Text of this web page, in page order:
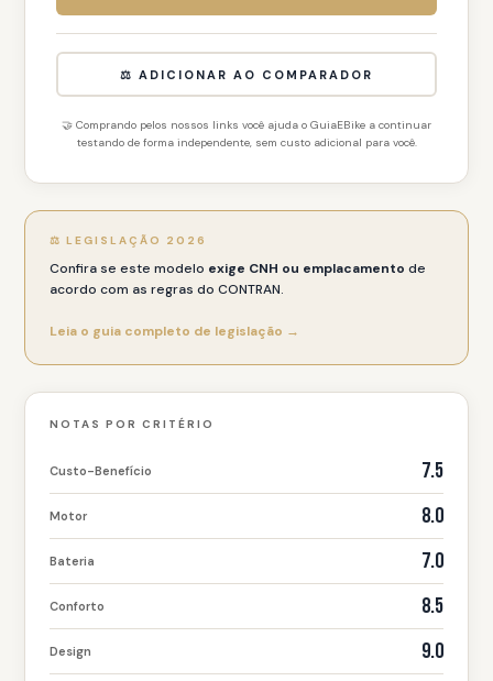
⚖️ ADICIONAR AO COMPARADOR
🤝 Comprando pelos nossos links você ajuda o GuiaEBike a continuar
testando de forma independente, sem custo adicional para você.
⚖️ LEGISLAÇÃO 2026
Confira se este modelo exige CNH ou emplacamento de
acordo com as regras do CONTRAN.
Leia o guia completo de legislação →
NOTAS POR CRITÉRIO
Custo-Benefício 7.5
Motor 8.0
Bateria 7.0
Conforto 8.5
Design 9.0